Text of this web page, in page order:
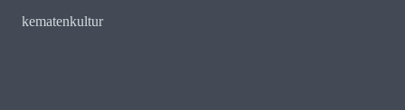
kematenkultur